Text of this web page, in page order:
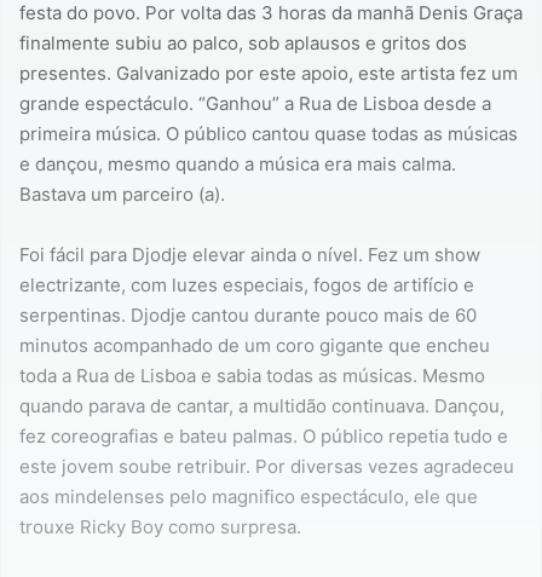
festa do povo. Por volta das 3 horas da manhã Denis Graça
finalmente subiu ao palco, sob aplausos e gritos dos
presentes. Galvanizado por este apoio, este artista fez um
grande espectáculo. “Ganhou” a Rua de Lisboa desde a
primeira música. O público cantou quase todas as músicas
e dançou, mesmo quando a música era mais calma.
Bastava um parceiro (a).
Foi fácil para Djodje elevar ainda o nível. Fez um show
electrizante, com luzes especiais, fogos de artifício e
serpentinas. Djodje cantou durante pouco mais de 60
minutos acompanhado de um coro gigante que encheu
toda a Rua de Lisboa e sabia todas as músicas. Mesmo
quando parava de cantar, a multidão continuava. Dançou,
fez coreografias e bateu palmas. O público repetia tudo e
este jovem soube retribuir. Por diversas vezes agradeceu
aos mindelenses pelo magnifico espectáculo, ele que
trouxe Ricky Boy como surpresa.